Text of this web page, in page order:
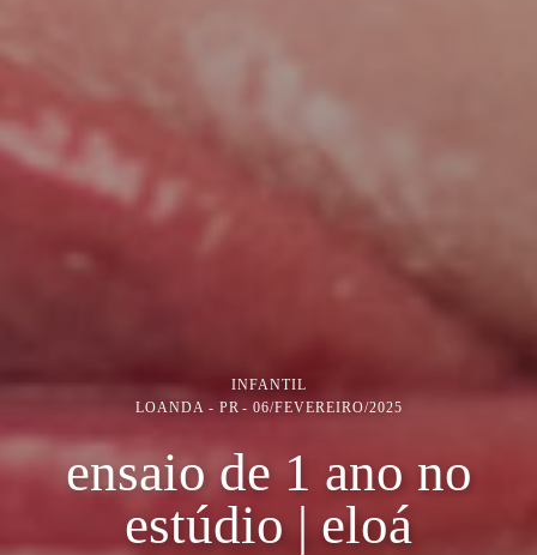
INFANTIL
LOANDA - PR
06/FEVEREIRO/2025
ensaio de 1 ano no
estúdio | eloá